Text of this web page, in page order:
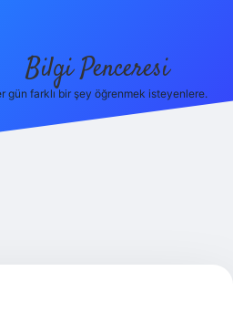
Bilgi Penceresi
gün farklı bir şey öğrenmek isteyenlere.